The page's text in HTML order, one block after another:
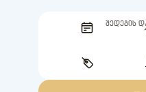
ᲨᲔᲓᲔᲒᲘᲡ